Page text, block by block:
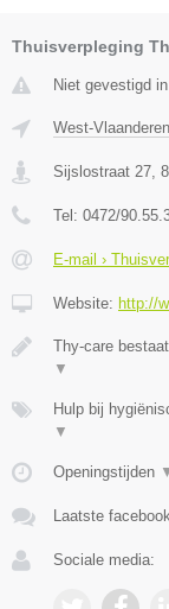
Thuisverpleging
Niet gevestigd
West-Vlaanderen
Sijslostraat 27
Tel: 0472/
E-mail ›
Website: http://
Thy-care
▼
Hulp bij
▼
Openingstijden
Laatste
Sociale media: